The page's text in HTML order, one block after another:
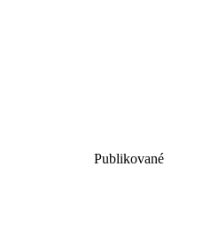
Publikované